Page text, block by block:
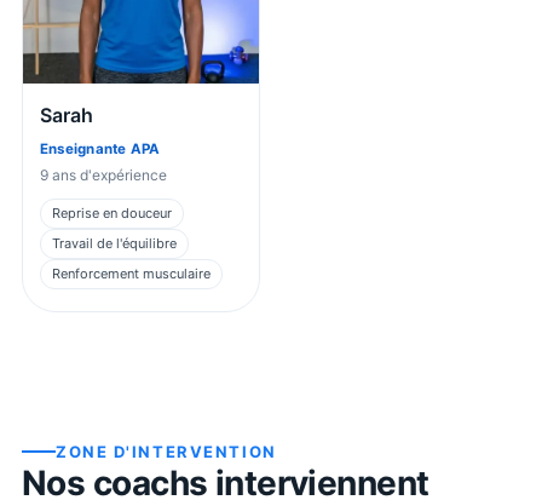
Sarah
Enseignante APA
9 ans d'expérience
Reprise en douceur
Travail de l'équilibre
Renforcement musculaire
ZONE D'INTERVENTION
Nos coachs interviennent